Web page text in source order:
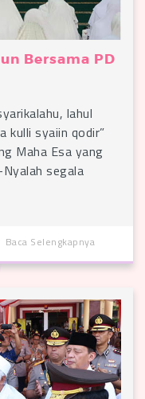
Bersama PD
lahul
kulli syaiin qodir”
Maha Esa yang
segala
Baca Selengkapnya